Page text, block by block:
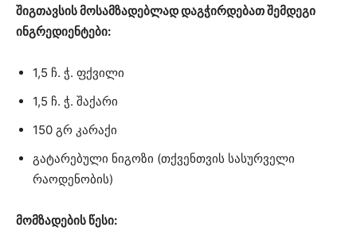
შიგთავსის მოსამზადებლად დაგჭირდებათ შემდეგი
ინგრედიენტები:
1,5 ჩ. ჭ. ფქვილი
1,5 ჩ. ჭ. შაქარი
150 გრ კარაქი
გატარებული ნიგოზი (თქვენთვის სასურველი
რაოდენობის)
მომზადების წესი: